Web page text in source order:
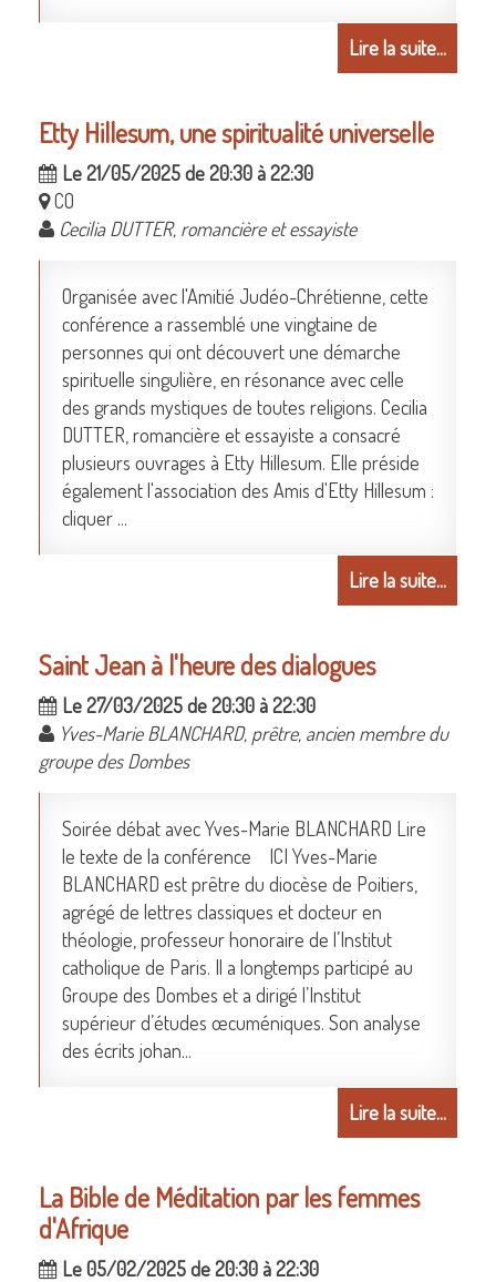
Lire la suite...
Etty Hillesum, une spiritualité universelle
Le 21/05/2025 de 20:30 à 22:30
CO
Cecilia DUTTER, romancière et essayiste
Organisée avec l'Amitié Judéo-Chrétienne, cette
conférence a rassemblé une vingtaine de
personnes qui ont découvert une démarche
spirituelle singulière, en résonance avec celle
des grands mystiques de toutes religions. Cecilia
DUTTER, romancière et essayiste a consacré
plusieurs ouvrages à Etty Hillesum. Elle préside
également l'association des Amis d'Etty Hillesum :
cliquer ...
Lire la suite...
Saint Jean à l'heure des dialogues
Le 27/03/2025 de 20:30 à 22:30
Yves-Marie BLANCHARD, prêtre, ancien membre du
groupe des Dombes
Soirée débat avec Yves-Marie BLANCHARD Lire
le texte de la conférence ICI Yves-Marie
BLANCHARD est prêtre du diocèse de Poitiers,
agrégé de lettres classiques et docteur en
théologie, professeur honoraire de l’Institut
catholique de Paris. Il a longtemps participé au
Groupe des Dombes et a dirigé l’Institut
supérieur d’études œcuméniques. Son analyse
des écrits johan...
Lire la suite...
La Bible de Méditation par les femmes
d'Afrique
Le 05/02/2025 de 20:30 à 22:30